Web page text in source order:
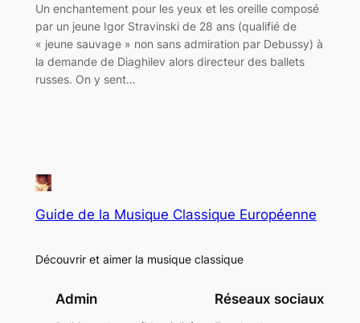
Un enchantement pour les yeux et les oreille composé
par un jeune Igor Stravinski de 28 ans (qualifié de
« jeune sauvage » non sans admiration par Debussy) à
la demande de Diaghilev alors directeur des ballets
russes. On y sent…
Guide de la Musique Classique Européenne
Découvrir et aimer la musique classique
Admin Réseaux sociaux